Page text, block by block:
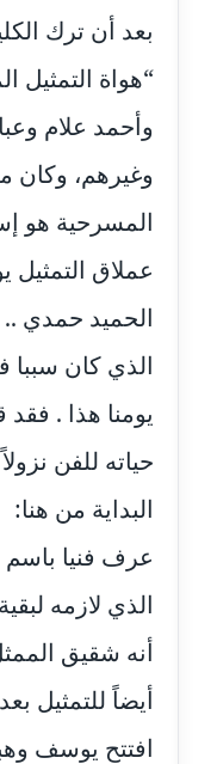
مدونة أمل
مدونة
عاملة
مدونة
موقوف
مدونة
عاملة
مدونة
عاملة
مدونة
عاملة
مدونة
عاملة
مدونة
مدونة
بعد أن ترك
“هواة
وأحمد علام
وغيرهم، وكان
المسرحية هو
عملاق
الحميد حمدي
الذي كان سببا
يومنا هذا .
حياته للفن
البداية من هنا:
عرف فنيا
الذي لازمه
أنه شقيق
أيضاً للتمثيل
افتتح يوسف